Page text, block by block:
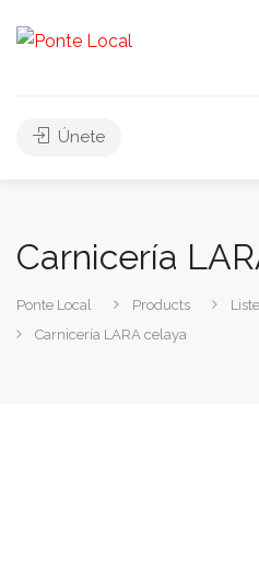
Únete
Carnicería
Ponte Local Products
Carnicería LARA celaya